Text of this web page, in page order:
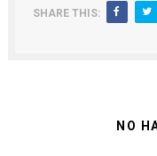
SHARE THIS:
NO